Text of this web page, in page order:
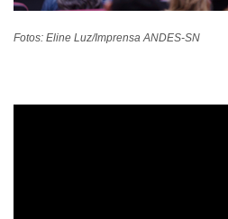
Fotos: Eline Luz/Imprensa ANDES-SN